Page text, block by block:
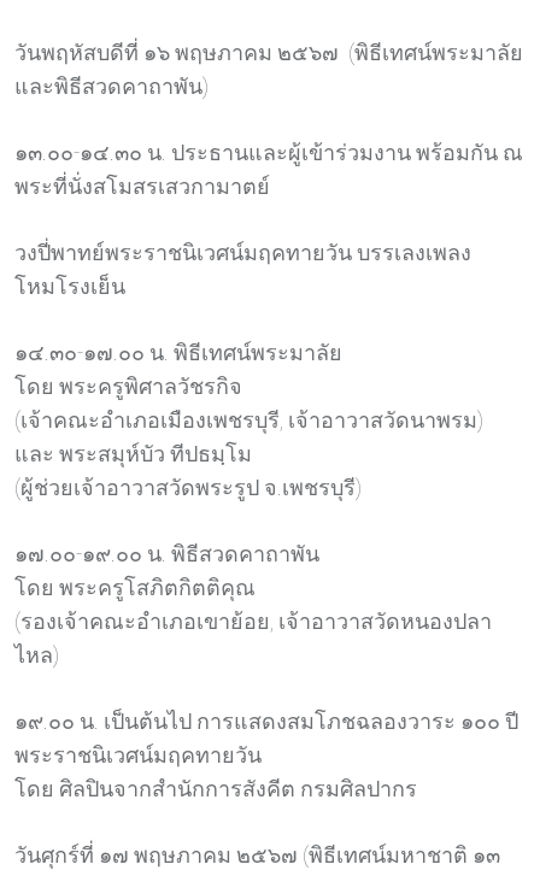
วันพฤหัสบดีที่ ๑๖ พฤษภาคม ๒๕๖๗ (พิธีเทศน์พระมาลัย
และพิธีสวดคาถาพัน)
๑๓.๐๐-๑๔.๓๐ น. ประธานและผู้เข้าร่วมงาน พร้อมกัน ณ
พระที่นั่งสโมสรเสวกามาตย์
วงปี่พาทย์พระราชนิเวศน์มฤคทายวัน บรรเลงเพลง
โหมโรงเย็น
๑๔.๓๐-๑๗.๐๐ น. พิธีเทศน์พระมาลัย
โดย พระครูพิศาลวัชรกิจ
(เจ้าคณะอำเภอเมืองเพชรบุรี, เจ้าอาวาสวัดนาพรม)
และ พระสมุห์บัว ทีปธมฺโม
(ผู้ช่วยเจ้าอาวาสวัดพระรูป จ.เพชรบุรี)
๑๗.๐๐-๑๙.๐๐ น. พิธีสวดคาถาพัน
โดย พระครูโสภิตกิตติคุณ
(รองเจ้าคณะอำเภอเขาย้อย, เจ้าอาวาสวัดหนองปลา
ไหล)
๑๙.๐๐ น. เป็นต้นไป การแสดงสมโภชฉลองวาระ ๑๐๐ ปี
พระราชนิเวศน์มฤคทายวัน
โดย ศิลปินจากสำนักการสังคีต กรมศิลปากร
วันศุกร์ที่ ๑๗ พฤษภาคม ๒๕๖๗ (พิธีเทศน์มหาชาติ ๑๓